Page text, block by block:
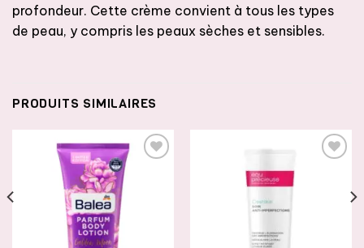
profondeur. Cette crème convient à tous les types
de peau, y compris les peaux sèches et sensibles.
PRODUITS SIMILAIRES
AJOUTER
À LA
LISTE DE
SOUHAITS